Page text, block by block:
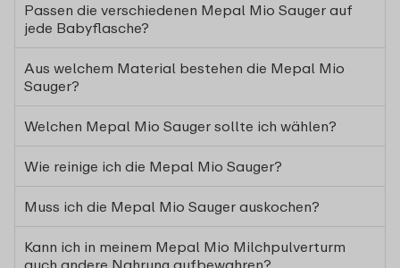
Passen die verschiedenen Mepal Mio Sauger auf
jede Babyflasche?
Aus welchem Material bestehen die Mepal Mio
Sauger?
Welchen Mepal Mio Sauger sollte ich wählen?
Wie reinige ich die Mepal Mio Sauger?
Muss ich die Mepal Mio Sauger auskochen?
Kann ich in meinem Mepal Mio Milchpulverturm
auch andere Nahrung aufbewahren?